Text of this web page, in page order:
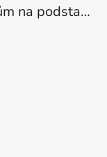
Gravírované poděkování rodičům na podstavci